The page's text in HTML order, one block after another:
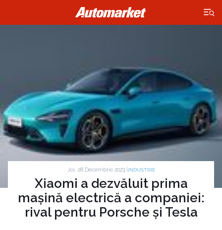
×
Joi, 28 Decembrie 2023 | INDUSTRIE
Xiaomi a dezvăluit prima
mașină electrică a companiei:
rival pentru Porsche și Tesla